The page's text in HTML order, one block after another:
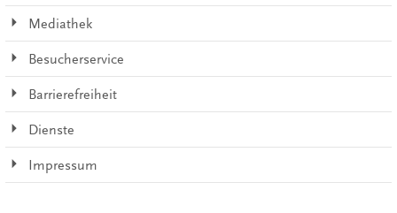
Mediathek
Besucherservice
Barrierefreiheit
Dienste
Impressum